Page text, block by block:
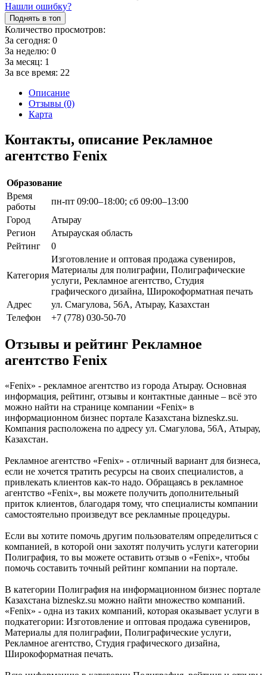
Нашли ошибку?
Поднять в топ
Количество просмотров:
За сегодня: 0
За неделю: 0
За месяц: 1
За все время: 22
Описание
Отзывы (0)
Карта
Контакты, описание Рекламное
агентство Fenix
Образование
Время
работы
пн-пт 09:00–18:00; сб 09:00–13:00
Город
Атырау
Регион
Атырауская область
Рейтинг
0
Категория
Изготовление и оптовая продажа сувениров,
Материалы для полиграфии, Полиграфические
услуги, Рекламное агентство, Студия
графического дизайна, Широкоформатная печать
Адрес
ул. Смагулова, 56А, Атырау, Казахстан
Телефон
+7 (778) 030-50-70
Отзывы и рейтинг Рекламное
агентство Fenix
«Fenix» - рекламное агентство из города Атырау. Основная
информация, рейтинг, отзывы и контактные данные – всё это
можно найти на странице компании «Fenix» в
информационном бизнес портале Казахстана bizneskz.su.
Компания расположена по адресу ул. Смагулова, 56А, Атырау,
Казахстан.
Рекламное агентство «Fenix» - отличный вариант для бизнеса,
если не хочется тратить ресурсы на своих специалистов, а
привлекать клиентов как-то надо. Обращаясь в рекламное
агентство «Fenix», вы можете получить дополнительный
приток клиентов, благодаря тому, что специалисты компании
самостоятельно произведут все рекламные процедуры.
Если вы хотите помочь другим пользователям определиться с
компанией, в которой они захотят получить услуги категории
Полиграфия, то вы можете оставить отзыв о «Fenix», чтобы
помочь составить точный рейтинг компании на портале.
В категории Полиграфия на информационном бизнес портале
Казахстана bizneskz.su можно найти множество компаний.
«Fenix» - одна из таких компаний, которая оказывает услуги в
подкатегории: Изготовление и оптовая продажа сувениров,
Материалы для полиграфии, Полиграфические услуги,
Рекламное агентство, Студия графического дизайна,
Широкоформатная печать.